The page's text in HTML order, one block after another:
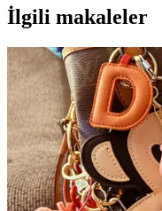
İlgili makaleler